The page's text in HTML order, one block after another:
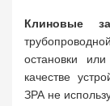
Клиновые
остановки
качестве
ЗРА не